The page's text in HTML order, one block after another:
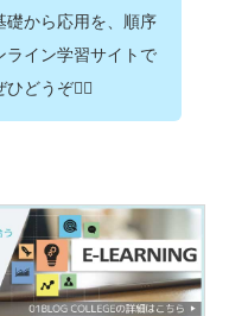
礎から応用を、順序
ライン学習サイトで
どうぞ💁‍♂️